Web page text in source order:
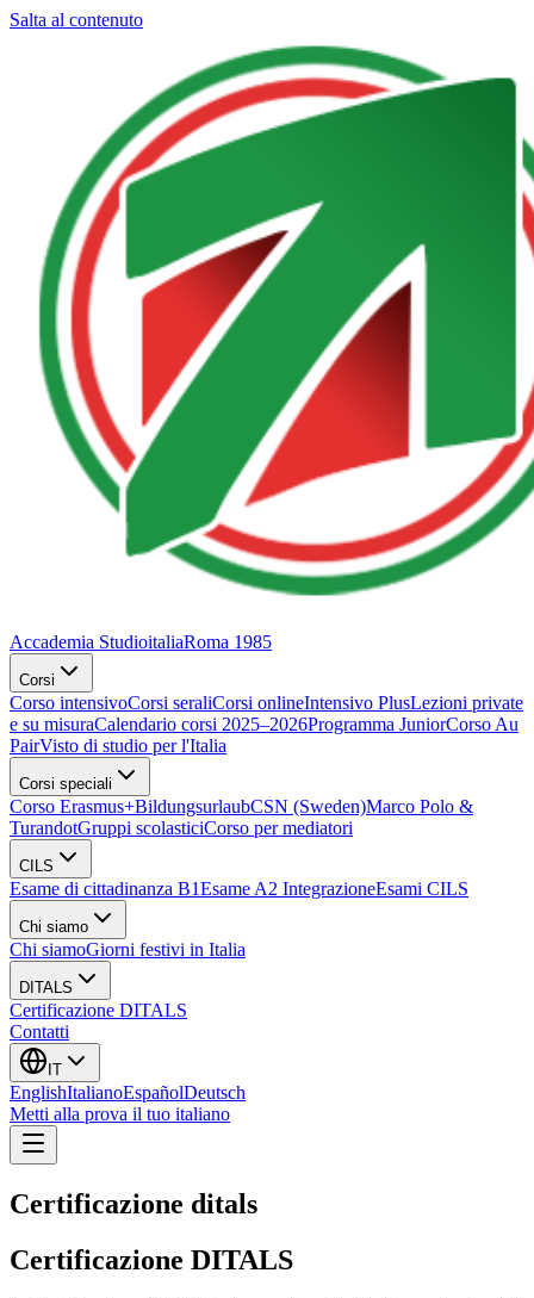
Salta al contenuto
Accademia StudioitaliaRoma 1985
Corsi
Corso intensivoCorsi seraliCorsi onlineIntensivo PlusLezioni private
e su misuraCalendario corsi 2025–2026Programma JuniorCorso Au
PairVisto di studio per l'Italia
Corsi speciali
Corso Erasmus+BildungsurlaubCSN (Sweden)Marco Polo &
TurandotGruppi scolasticiCorso per mediatori
CILS
Esame di cittadinanza B1Esame A2 IntegrazioneEsami CILS
Chi siamo
Chi siamoGiorni festivi in Italia
DITALS
Certificazione DITALS
Contatti
IT
EnglishItalianoEspañolDeutsch
Metti alla prova il tuo italiano
Certificazione ditals
Certificazione DITALS